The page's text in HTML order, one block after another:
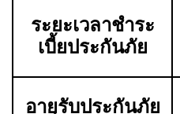
ระยะเวลาชำระ
เบี้ยประกันภัย
อายุรับประกันภัย